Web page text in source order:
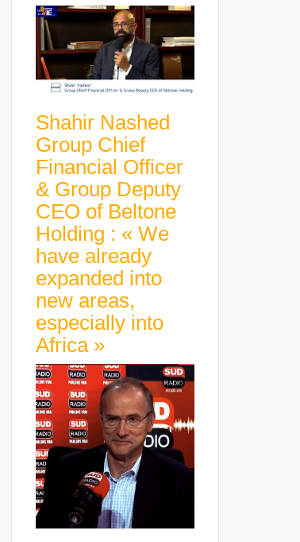
Shahir Nashed
Group Chief
Financial Officer
& Group Deputy
CEO of Beltone
Holding : « We
have already
expanded into
new areas,
especially into
Africa »